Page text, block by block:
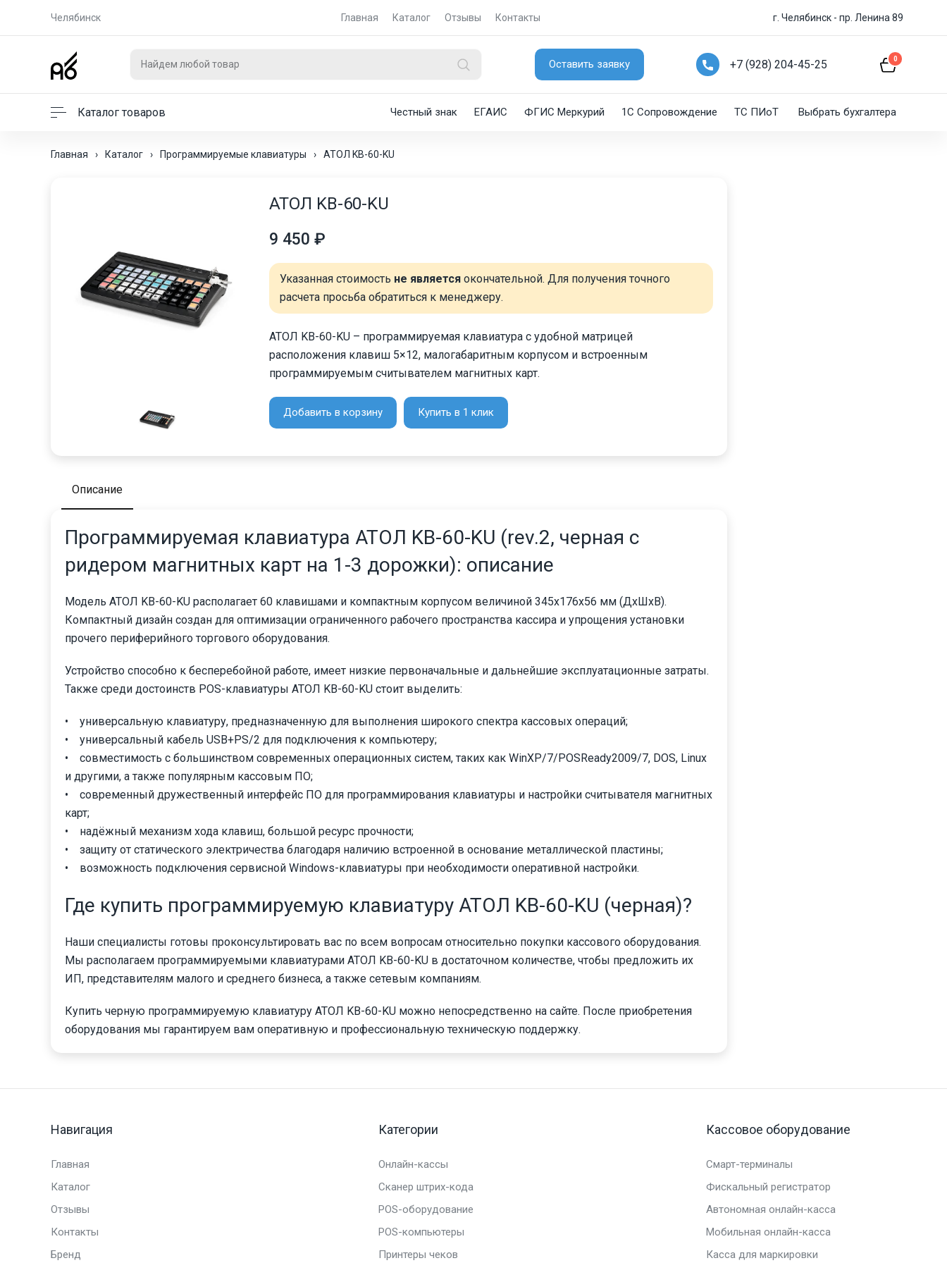
Челябинск Главная Каталог Отзывы Контакты г. Челябинск - пр. Ленина 89
Оставить заявку +7 (928) 204-45-25 0
Каталог товаров Честный знак ЕГАИС ФГИС Меркурий 1C Сопровождение ТС ПИоТ Выбрать бухгалтера
Главная › Каталог › Программируемые клавиатуры › АТОЛ KB-60-KU
АТОЛ KB-60-KU
9 450 ₽
Указанная стоимость не является окончательной. Для получения точного
расчета просьба обратиться к менеджеру.
АТОЛ KB-60-KU – программируемая клавиатура с удобной матрицей
расположения клавиш 5×12, малогабаритным корпусом и встроенным
программируемым считывателем магнитных карт.
Добавить в корзину Купить в 1 клик
Описание
Программируемая клавиатура АТОЛ KB-60-KU (rev.2, черная c
ридером магнитных карт на 1-3 дорожки): описание
Модель АТОЛ KB-60-KU располагает 60 клавишами и компактным корпусом величиной 345x176x56 мм (ДxШxВ).
Компактный дизайн создан для оптимизации ограниченного рабочего пространства кассира и упрощения установки
прочего периферийного торгового оборудования.
Устройство способно к бесперебойной работе, имеет низкие первоначальные и дальнейшие эксплуатационные затраты.
Также среди достоинств POS-клавиатуры АТОЛ KB-60-KU стоит выделить:
• универсальную клавиатуру, предназначенную для выполнения широкого спектра кассовых операций;
• универсальный кабель USB+PS/2 для подключения к компьютеру;
• совместимость с большинством современных операционных систем, таких как WinXP/7/POSReady2009/7, DOS, Linux
и другими, а также популярным кассовым ПО;
• современный дружественный интерфейс ПО для программирования клавиатуры и настройки считывателя магнитных
карт;
• надёжный механизм хода клавиш, большой ресурс прочности;
• защиту от статического электричества благодаря наличию встроенной в основание металлической пластины;
• возможность подключения сервисной Windows-клавиатуры при необходимости оперативной настройки.
Где купить программируемую клавиатуру АТОЛ KB-60-KU (черная)?
Наши специалисты готовы проконсультировать вас по всем вопросам относительно покупки кассового оборудования.
Мы располагаем программируемыми клавиатурами АТОЛ KB-60-KU в достаточном количестве, чтобы предложить их
ИП, представителям малого и среднего бизнеса, а также сетевым компаниям.
Купить черную программируемую клавиатуру АТОЛ KB-60-KU можно непосредственно на сайте. После приобретения
оборудования мы гарантируем вам оперативную и профессиональную техническую поддержку.
Навигация
Главная
Каталог
Отзывы
Контакты
Бренд
Категории
Онлайн-кассы
Сканер штрих-кода
POS-оборудование
POS-компьютеры
Принтеры чеков
Кассовое оборудование
Смарт-терминалы
Фискальный регистратор
Автономная онлайн-касса
Мобильная онлайн-касса
Касса для маркировки